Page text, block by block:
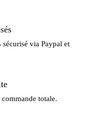
via Paypal et
totale.